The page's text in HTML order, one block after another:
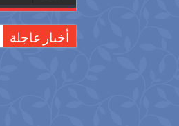
أخبار عاجلة